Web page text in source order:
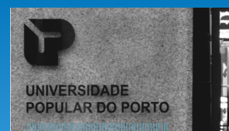
Universidade
Popular do
Porto
Associação
Cultural